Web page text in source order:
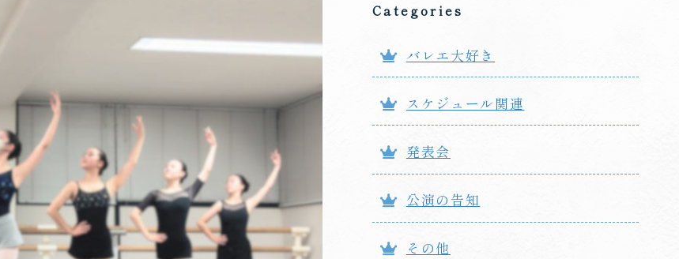
Categories
バレエ大好き
スケジュール関連
発表会
公演の告知
その他